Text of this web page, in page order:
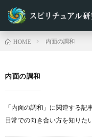
HOME 内面の調和
内面の調和
「内面の調和」に関連する記
日常での向き合い方を知りた